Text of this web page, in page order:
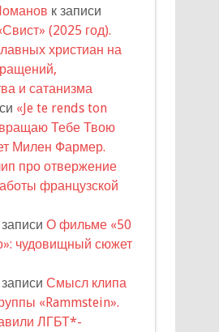
к записи
(2025 год).
христиан на
и сатанизма
«Je te rends ton
Тебе Твою
Милен Фармер.
про отвержение
французской
записиО фильме «50
чудовищный сюжет
записиСмысл клипа
«Rammstein».
ЛГБТ*-